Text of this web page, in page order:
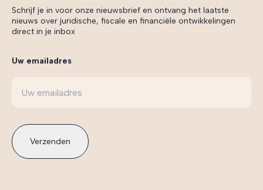
Schrijf je in voor onze nieuwsbrief en ontvang het laatste
nieuws over juridische, fiscale en financiële ontwikkelingen
direct in je inbox
Uw emailadres
Verzenden